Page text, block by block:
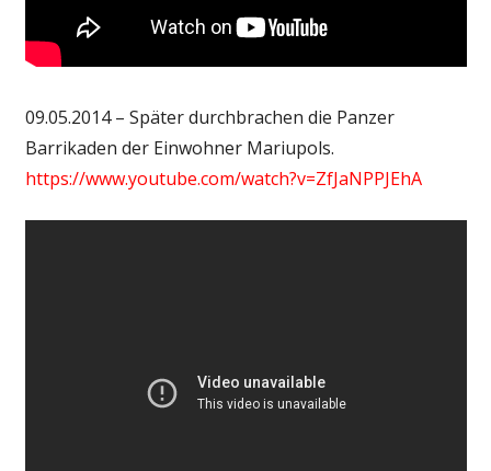
09.05.2014 – Später durchbrachen die Panzer
Barrikaden der Einwohner Mariupols.
https://www.youtube.com/watch?v=ZfJaNPPJEhA